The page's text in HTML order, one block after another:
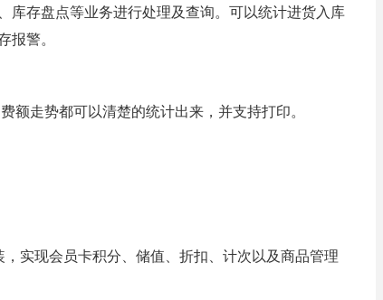
库存盘点等业务进行处理及查询。可以统计进货入库
警。
走势都可以清楚的统计出来，并支持打印。
实现会员卡积分、储值、折扣、计次以及商品管理